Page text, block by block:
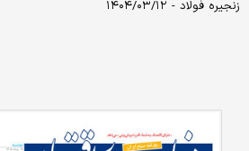
زنجیره فولاد - ۱۴۰۴/۰۳/۱۲